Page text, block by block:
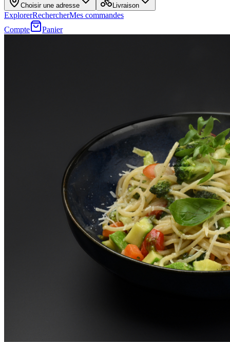
Choisir une adresse Livraison
ExplorerRechercherMes commandes
Compte
Panier